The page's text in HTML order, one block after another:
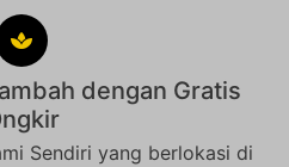
dengan Gratis
Sendiri yang berlokasi di